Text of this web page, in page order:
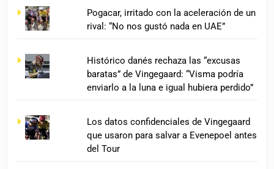
Pogacar, irritado con la aceleración de un
rival: “No nos gustó nada en UAE”
Histórico danés rechaza las “excusas
baratas” de Vingegaard: “Visma podría
enviarlo a la luna e igual hubiera perdido”
Los datos confidenciales de Vingegaard
que usaron para salvar a Evenepoel antes
del Tour